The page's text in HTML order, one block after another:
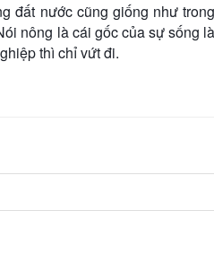
đất nước cũng giống như
nông là cái gốc của sự sống
thì chỉ vứt đi.